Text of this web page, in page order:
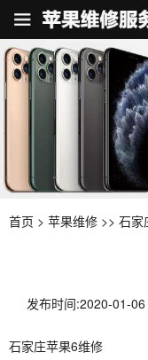
首页 > 苹果维修 >> 石
发布时间:2020-01-
石家庄苹果6维修